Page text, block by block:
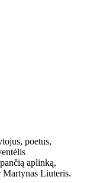
poetus,
aplinką,
Martynas Liuteris.